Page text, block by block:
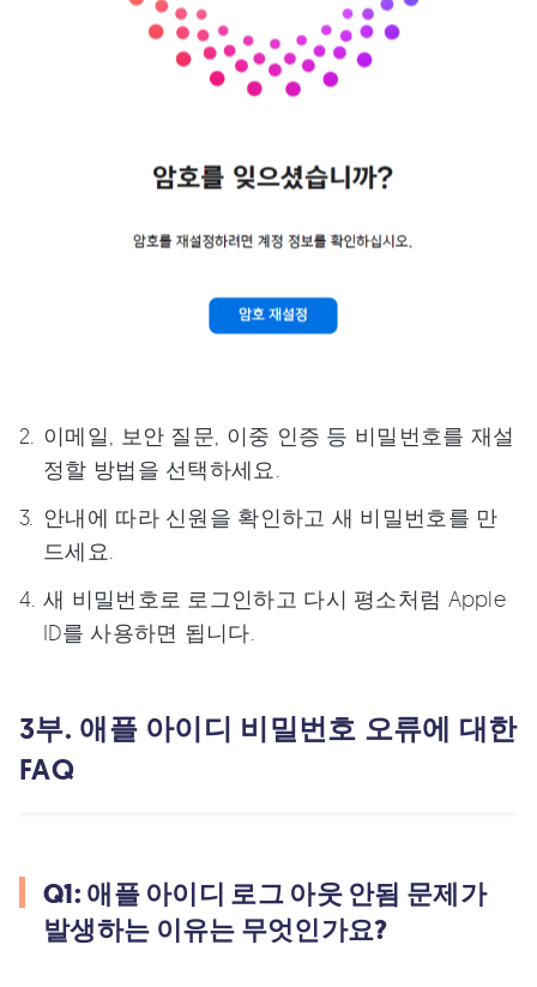
이메일, 보안 질문, 이중 인증 등 비밀번호를 재설
정할 방법을 선택하세요.
안내에 따라 신원을 확인하고 새 비밀번호를 만
드세요.
새 비밀번호로 로그인하고 다시 평소처럼 Apple
ID를 사용하면 됩니다.
3부. 애플 아이디 비밀번호 오류에 대한
FAQ
Q1: 애플 아이디 로그 아웃 안됨 문제가
발생하는 이유는 무엇인가요?